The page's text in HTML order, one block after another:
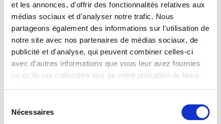
et les annonces, d'offrir des fonctionnalités relatives aux
médias sociaux et d'analyser notre trafic. Nous
partageons également des informations sur l'utilisation de
notre site avec nos partenaires de médias sociaux, de
publicité et d'analyse, qui peuvent combiner celles-ci
avec d'autres informations que vous leur avez fournies
ou qu'ils ont collectées lors de votre utilisation de leurs
Nécessaires
Limiteurs 4325 et 4325P